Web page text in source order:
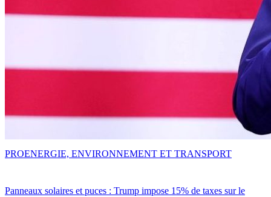
Panneaux solaires et puces : Trump impose 15% de taxes sur le
PROENERGIE, ENVIRONNEMENT ET TRANSPORT